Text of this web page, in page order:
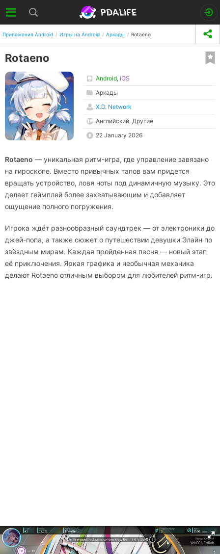
Приложения Android Игры на Android Аркады Rotaeno
Rotaeno
Android, iOS
Аркады
X.D. Network
Английский, Другие
22 January 2026
Rotaeno — уникальная ритм-игра, где управление завязано
на гироскопе. Вместо привычных тапов вам придется
вращать устройство, ловя ноты под динамичную музыку. Это
делает геймплей более захватывающим и добавляет
ощущение полного погружения.
Игрока ждёт разнообразный саундтрек — от электроники до
джей-попа, а также сюжет о путешествии девушки Элайн по
звёздным мирам. Каждая пройденная песня — новый этап
её приключения. Яркая графика и необычная механика
делают Rotaeno отличным выбором для любителей ритм-игр.